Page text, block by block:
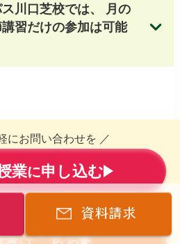
学附属高等学校
台女子高等学校
等学校（茨城県）
てはこちら
申し込みはこちら
川口芝校では、 月の
習だけの参加は可能
にお問い合わせを ／
業に申し込む
続き 秒／資料請求